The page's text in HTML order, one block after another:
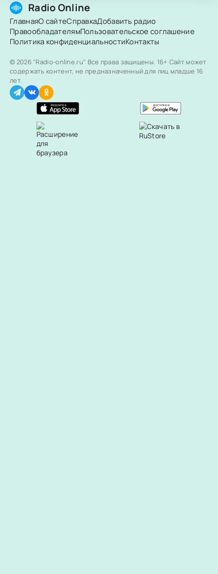
Radio Online
ГлавнаяО сайтеСправкаДобавить радио
ПравообладателямПользовательское соглашение
Политика конфиденциальностиКонтакты
© 2026 "Radio-online.ru" Все права защищены. 16+ Сайт может
содержать контент, не предназначенный для лиц младше 16
лет.